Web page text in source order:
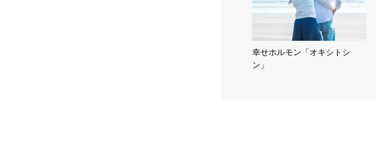
幸せホルモン「オキシトシ
ン」